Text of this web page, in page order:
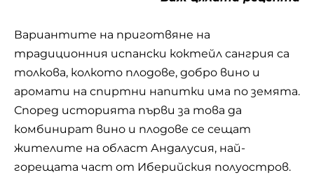
8. Козунак „Галя“ от Галя Парашкевова